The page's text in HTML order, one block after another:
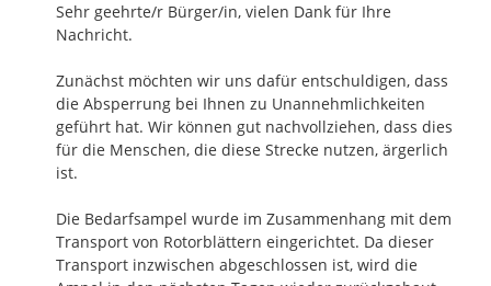
Sehr geehrte/r Bürger/in, vielen Dank für Ihre
Nachricht.
Zunächst möchten wir uns dafür entschuldigen, dass
die Absperrung bei Ihnen zu Unannehmlichkeiten
geführt hat. Wir können gut nachvollziehen, dass dies
für die Menschen, die diese Strecke nutzen, ärgerlich
ist.
Die Bedarfsampel wurde im Zusammenhang mit dem
Transport von Rotorblättern eingerichtet. Da dieser
Transport inzwischen abgeschlossen ist, wird die